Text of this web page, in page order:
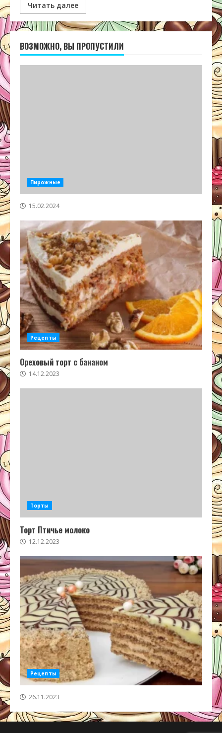
Читать далее
ВОЗМОЖНО, ВЫ ПРОПУСТИЛИ
Пирожные
15.02.2024
Рецепты
Ореховый торт с бананом
14.12.2023
Торты
Торт Птичье молоко
12.12.2023
Рецепты
26.11.2023